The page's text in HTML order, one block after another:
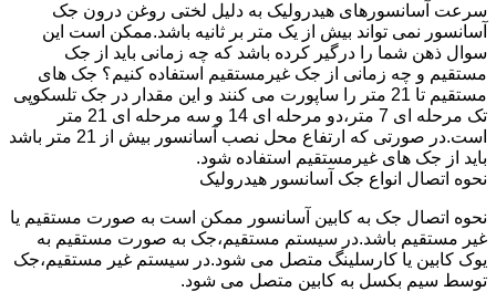
سرعت آسانسورهای هیدرولیک به دلیل لختی روغن درون جک
آسانسور نمی تواند بیش از یک متر بر ثانیه باشد.ممکن است این
سوال ذهن شما را درگیر کرده باشد که چه زمانی باید از جک
مستقیم و چه زمانی از جک غیرمستقیم استفاده کنیم؟ جک های
مستقیم تا 21 متر را ساپورت می کنند و این مقدار در جک تلسکوپی
تک مرحله ای 7 متر،دو مرحله ای 14 و سه مرحله ای 21 متر
است.در صورتی که ارتفاع محل نصب آسانسور بیش از 21 متر باشد
باید از جک های غیرمستقیم استفاده شود.
نحوه اتصال انواع جک آسانسور هیدرولیک
نحوه اتصال جک به کابین آسانسور ممکن است به صورت مستقیم یا
غیر مستقیم باشد.در سیستم مستقیم،جک به صورت مستقیم به
یوک کابین یا کارسلینگ متصل می شود.در سیستم غیر مستقیم،جک
توسط سیم بکسل به کابین متصل می شود.